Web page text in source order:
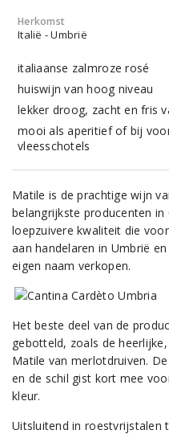
Herkomst
Italië - Umbrië
italiaanse zalmroze rosé
huiswijn van hoog niveau
lekker droog, zacht en fris
mooi als aperitief of bij
vleesschotels
Matile is de prachtige wijn
belangrijkste producenten
loepzuivere kwaliteit die
aan handelaren in Umbrië
eigen naam verkopen.
Het beste deel van de
gebotteld, zoals de
Matile van merlotdruiven.
en de schil gist kort mee
kleur.
Uitsluitend in roestvrijstalen